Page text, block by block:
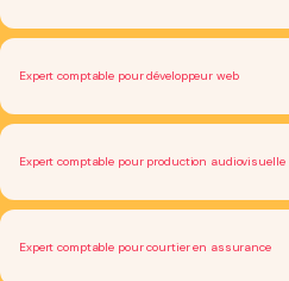
Expert comptable pour développeur web
Expert comptable pour production audiovisuelle
Expert comptable pour courtier en assurance